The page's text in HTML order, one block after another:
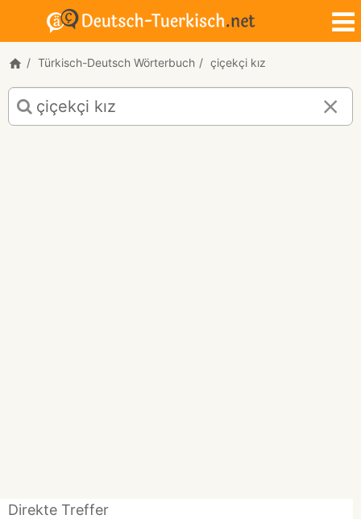
Türkisch-Deutsch Wörterbuch çiçekçi kız
Türkisch-
Deutsch
Übersetzung
Direkte Treffer